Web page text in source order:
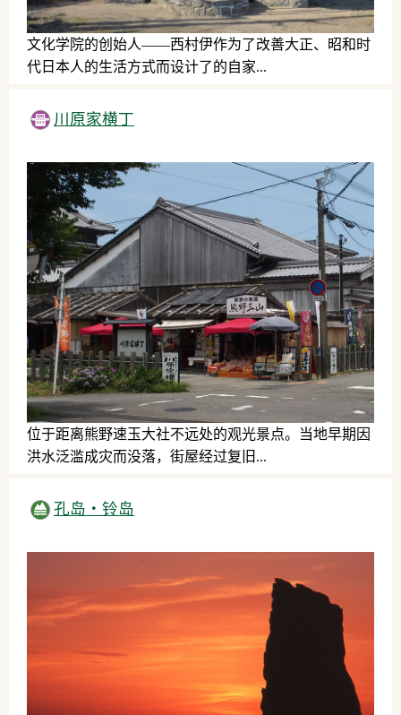
文化学院的创始人——西村伊作为了改善大正、昭和时
代日本人的生活方式而设计了的自家...
川原家横丁
位于距离熊野速玉大社不远处的观光景点。当地早期因
洪水泛滥成灾而没落，街屋经过复旧...
孔岛・铃岛